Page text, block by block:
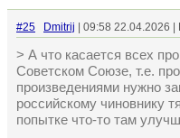
#25 Dmitrij | 09:58 22.04.2026 |
> А что касается всех
Советском Союзе, т.е.
произведениями нужно
российскому чиновнику
попытке что-то там